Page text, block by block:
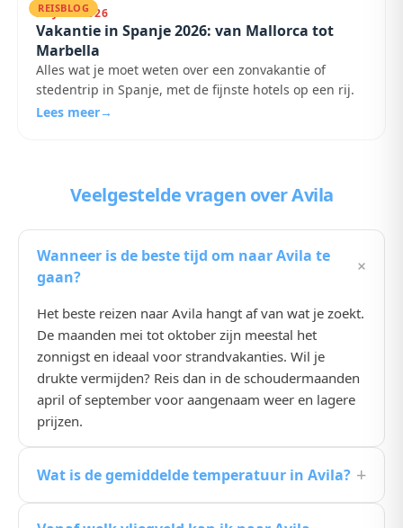
REISBLOG
25 JULI 2026
Vakantie in Spanje 2026: van Mallorca tot
Marbella
Alles wat je moet weten over een zonvakantie of
stedentrip in Spanje, met de fijnste hotels op een rij.
Lees meer→
Veelgestelde vragen over Avila
Wanneer is de beste tijd om naar Avila te
gaan?
+
Het beste reizen naar Avila hangt af van wat je zoekt.
De maanden mei tot oktober zijn meestal het
zonnigst en ideaal voor strandvakanties. Wil je
drukte vermijden? Reis dan in de schoudermaanden
april of september voor aangenaam weer en lagere
prijzen.
Wat is de gemiddelde temperatuur in Avila? +